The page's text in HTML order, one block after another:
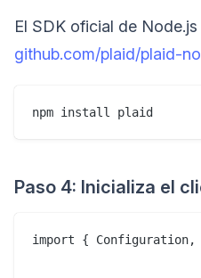
El SDK oficial de
github.com/plaid/plaid-
Paso 4: Inicializa el
import {